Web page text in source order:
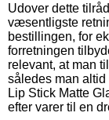
Udover dette
væsentligste
bestillingen, for
forretningen
relevant, at man
således man
Lip Stick Matte
efter varer til en